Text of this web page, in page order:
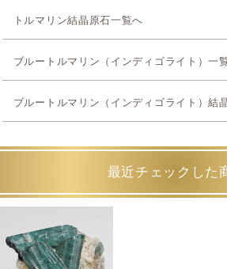
トルマリン結晶原石一覧へ
ブルートルマリン（インディゴライト）一
ブルートルマリン（インディゴライト）結
最近チェックした